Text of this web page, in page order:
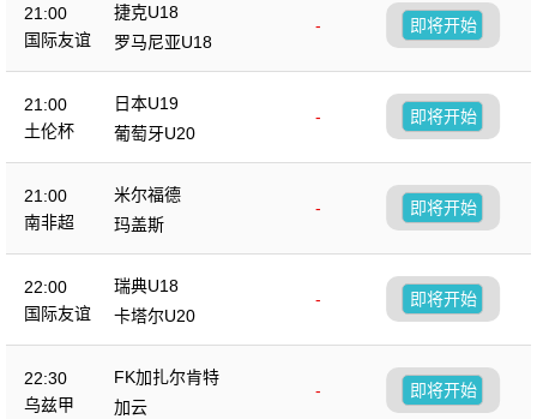
21:00
国际友谊
捷克U18
-
罗马尼亚U18
即将开始
21:00
土伦杯
日本U19
-
葡萄牙U20
即将开始
21:00
南非超
米尔福德
-
玛盖斯
即将开始
22:00
国际友谊
瑞典U18
-
卡塔尔U20
即将开始
22:30
乌兹甲
FK加扎尔肯特
-
加云
即将开始